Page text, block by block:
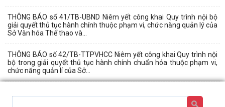
THÔNG BÁO số 41/TB-UBND Niêm yết công khai Quy trình nội bộ
giải quyết thủ tục hành chính thuộc phạm vi, chức năng quản lý của
Sở Văn hóa Thể thao và...
THÔNG BÁO số 42/TB-TTPVHCC Niêm yết công khai Quy trình nội
bộ trong giải quyết thủ tục hành chính chuẩn hóa thuộc phạm vi,
chức năng quản lí của Sở...